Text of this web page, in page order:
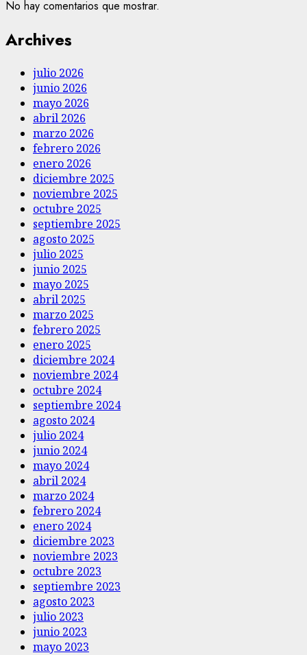
No hay comentarios que mostrar.
Archives
julio 2026
junio 2026
mayo 2026
abril 2026
marzo 2026
febrero 2026
enero 2026
diciembre 2025
noviembre 2025
octubre 2025
septiembre 2025
agosto 2025
julio 2025
junio 2025
mayo 2025
abril 2025
marzo 2025
febrero 2025
enero 2025
diciembre 2024
noviembre 2024
octubre 2024
septiembre 2024
agosto 2024
julio 2024
junio 2024
mayo 2024
abril 2024
marzo 2024
febrero 2024
enero 2024
diciembre 2023
noviembre 2023
octubre 2023
septiembre 2023
agosto 2023
julio 2023
junio 2023
mayo 2023